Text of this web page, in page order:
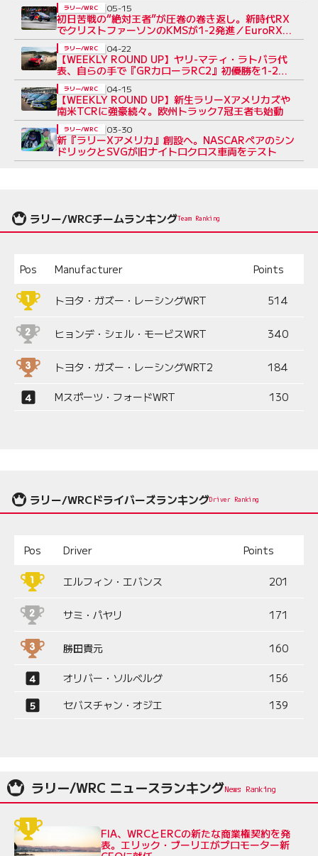
初日苦戦の“絶対王者”が圧巻の巻き返し。新時代RX
でクリストファーソンのKMSが1-2発進／EuroRX開
幕戦
ラリー/WRC 05-15
【WEEKLY ROUND UP】ヤリ-マティ・ラトバラ代
表、自らの手で『GRカローラRC2』初優勝を1-2で
達成
ラリー/WRC 04-22
【WEEKLY ROUND UP】新生ラリーXアメリカズや
南米TCRに強豪続々。欧州トラック7冠王者も始動
ラリー/WRC 04-15
新『ラリーXアメリカ』創設へ。NASCARペアのシン
ドリックとSVGが旧ナイトロクロス車両をテスト
ラリー/WRC 03-30
ラリー/WRCチームランキングTeam Ranking
Pos Manufacturer Points
トヨタ・ガズー・レーシングWRT 514
ヒョンデ・シェル・モービスWRT 340
トヨタ・ガズー・レーシングWRT2 184
Mスポーツ・フォードWRT 130
ラリー/WRCドライバーズランキングDriver Ranking
Pos Driver Points
エルフィン・エバンス 201
サミ・パヤリ 171
勝田貴元 160
オリバー・ソルベルグ
156
セバスチャン・オジエ
139
ラリー/WRC ニュースランキング
FIA、WRCとERCの新たな商業権契約を発
表。エリック・ブーリエがプロモーター新